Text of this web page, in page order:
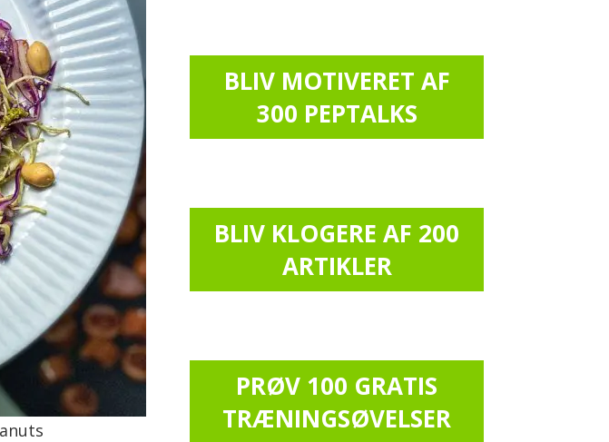
BLIV MOTIVERET AF
300 PEPTALKS
BLIV KLOGERE AF 200
ARTIKLER
PRØV 100 GRATIS
TRÆNINGSØVELSER